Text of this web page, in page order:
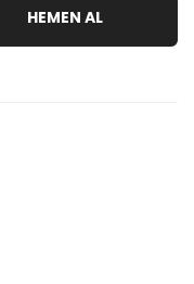
HEMEN AL